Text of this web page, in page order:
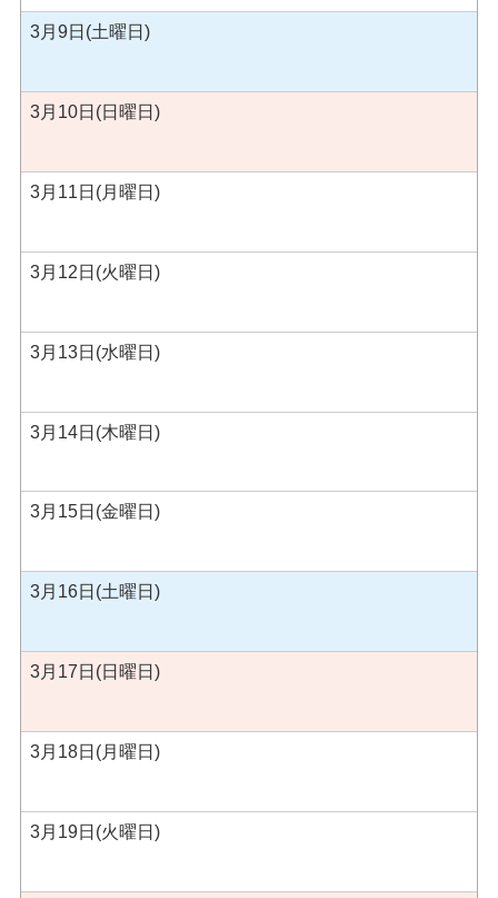
3月9日(土曜日)
3月10日(日曜日)
3月11日(月曜日)
3月12日(火曜日)
3月13日(水曜日)
3月14日(木曜日)
3月15日(金曜日)
3月16日(土曜日)
3月17日(日曜日)
3月18日(月曜日)
3月19日(火曜日)